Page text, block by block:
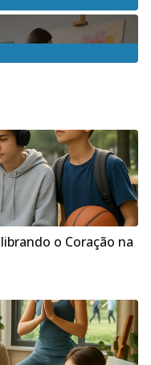
o Coração na